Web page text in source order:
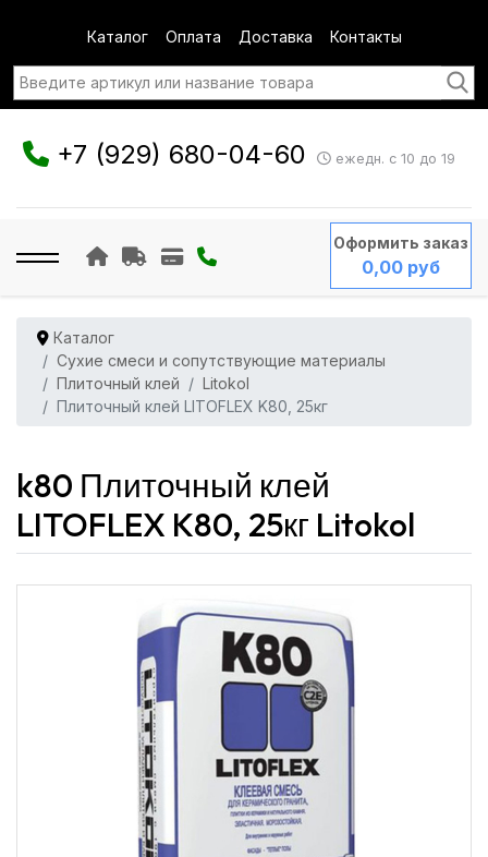
Каталог Оплата Доставка Контакты
+7 (929) 680-04-60 ежедн. с 10 до 19
Оформить заказ
0,00 руб
Каталог
Сухие смеси и сопутствующие материалы
Плиточный клей
Litokol
Плиточный клей LITOFLEX K80, 25кг
k80 Плиточный клей
LITOFLEX K80, 25кг Litokol